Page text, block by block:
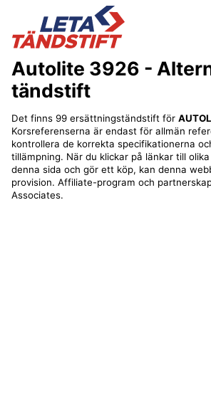
Autolite 3926 -
tändstift
Det finns 99 ersättningständstift för
Korsreferenserna är endast för allmän
kontrollera de korrekta specifikationerna
tillämpning. När du klickar på länkar till
denna sida och gör ett köp, kan denna
provision. Affiliate-program och
Associates.